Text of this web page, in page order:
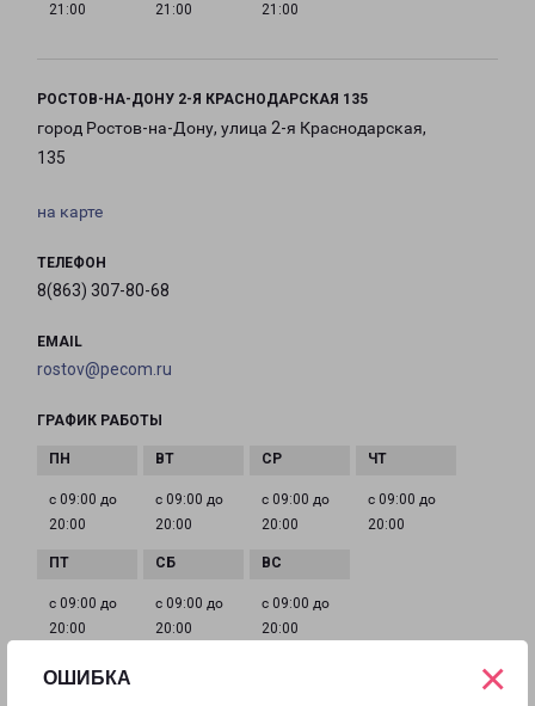
ОШИБКА ×
21:00
21:00
21:00
РОСТОВ-НА-ДОНУ 2-Я КРАСНОДАРСКАЯ 135
город Ростов-на-Дону, улица 2-я Краснодарская,
135
на карте
ТЕЛЕФОН
8(863) 307-80-68
EMAIL
rostov@pecom.ru
ГРАФИК РАБОТЫ
с 09:00 до
20:00
с 09:00 до
20:00
с 09:00 до
20:00
с 09:00 до
20:00
с 09:00 до
20:00
с 09:00 до
20:00
с 09:00 до
20:00